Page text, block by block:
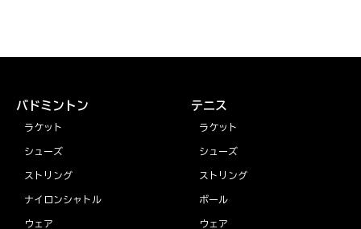
バドミントン
ラケット
シューズ
ストリング
ナイロンシャトル
ウェア
テニス
ラケット
シューズ
ストリング
ボール
ウェア